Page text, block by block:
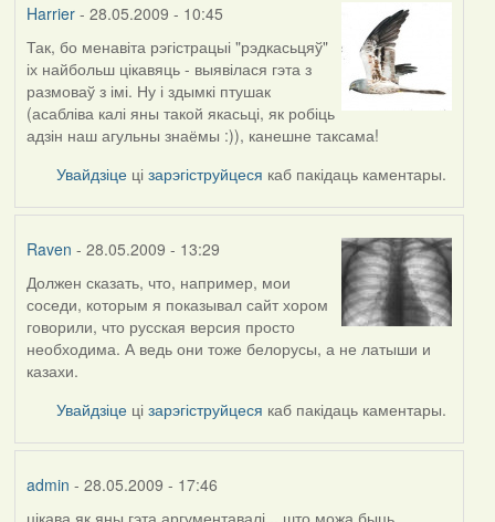
Harrier- 28.05.2009 - 10:45
In
reply
to
by
Oh-
Voegel
Так, бо менавіта рэгістрацыі "рэдкасьцяў"
іх найбольш цікавяць - выявілася гэта з
размоваў з імі. Ну і здымкі птушак
(асабліва калі яны такой якасьці, як робіць
адзін наш агульны знаёмы :)), канешне таксама!
Увайдзіце цізарэгіструйцеся каб пакідаць каментары.
Raven - 28.05.2009 - 13:29
In
reply
to
by
Harrier
Должен сказать, что, например, мои
соседи, которым я показывал сайт хором
говорили, что русская версия просто
необходима. А ведь они тоже белорусы, а не латыши и
казахи.
Увайдзіце цізарэгіструйцеся каб пакідаць каментары.
admin - 28.05.2009 - 17:46
цікава як яны гэта аргументавалі... што можа быць